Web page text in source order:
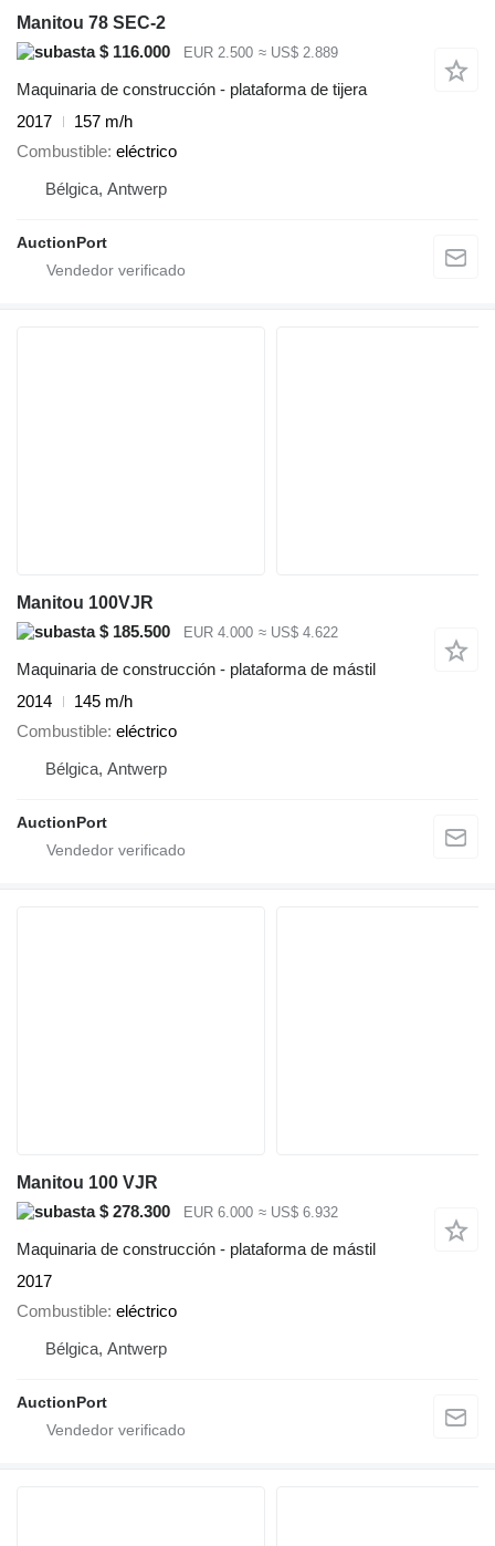
Manitou 78 SEC-2
$ 116.000
EUR 2.500 ≈ US$ 2.889
Maquinaria de construcción - plataforma de tijera
2017
157 m/h
Combustible eléctrico
Bélgica, Antwerp
AuctionPort
Manitou 100VJR
$ 185.500
EUR 4.000 ≈ US$ 4.622
Maquinaria de construcción - plataforma de mástil
2014
145 m/h
Combustible eléctrico
Bélgica, Antwerp
AuctionPort
Manitou 100 VJR
$ 278.300
EUR 6.000 ≈ US$ 6.932
Maquinaria de construcción - plataforma de mástil
2017
Combustible eléctrico
Bélgica, Antwerp
AuctionPort